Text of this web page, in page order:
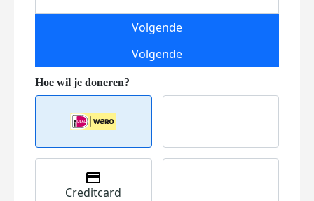
Volgende
Volgende
Creditcard